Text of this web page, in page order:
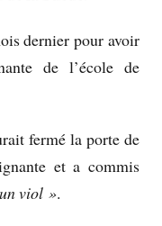
dernier pour avoir
de l’école de
fermé la porte de
et a commis
viol ».